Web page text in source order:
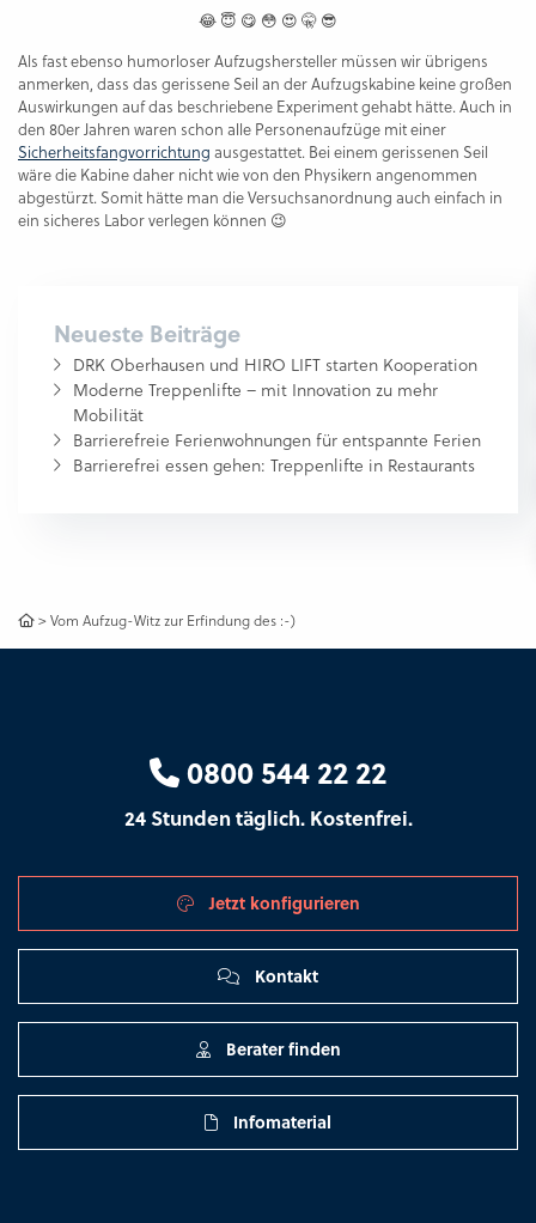
😂 😇 😋 😳 😍 🤫 😎
Als fast ebenso humorloser Aufzugshersteller müssen wir übrigens
anmerken, dass das gerissene Seil an der Aufzugskabine keine großen
Auswirkungen auf das beschriebene Experiment gehabt hätte. Auch in
den 80er Jahren waren schon alle Personenaufzüge mit einer
Sicherheitsfangvorrichtung ausgestattet. Bei einem gerissenen Seil
wäre die Kabine daher nicht wie von den Physikern angenommen
abgestürzt. Somit hätte man die Versuchsanordnung auch einfach in
ein sicheres Labor verlegen können 😉
Neueste Beiträge
DRK Oberhausen und HIRO LIFT starten Kooperation
Moderne Treppenlifte – mit Innovation zu mehr
Mobilität
Barrierefreie Ferienwohnungen für entspannte Ferien
Barrierefrei essen gehen: Treppenlifte in Restaurants
>Vom Aufzug-Witz zur Erfindung des :-)
0800 544 22 22
24 Stunden täglich. Kostenfrei.
Jetzt konfigurieren
Kontakt
Berater finden
Infomaterial